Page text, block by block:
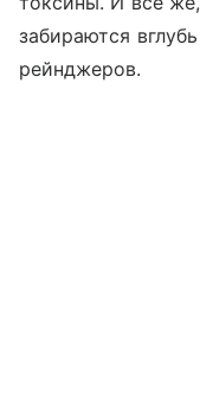
забираются
рейнджеров.